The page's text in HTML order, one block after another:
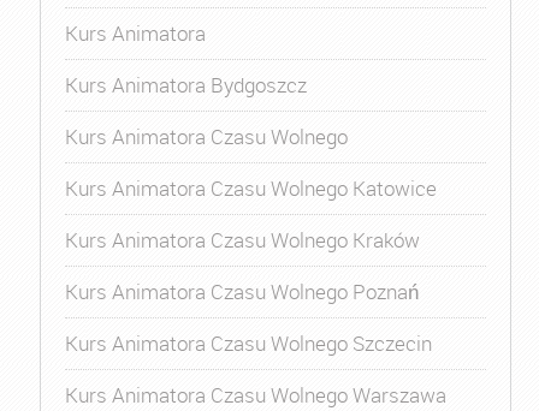
Kurs Animatora
Kurs Animatora Bydgoszcz
Kurs Animatora Czasu Wolnego
Kurs Animatora Czasu Wolnego Katowice
Kurs Animatora Czasu Wolnego Kraków
Kurs Animatora Czasu Wolnego Poznań
Kurs Animatora Czasu Wolnego Szczecin
Kurs Animatora Czasu Wolnego Warszawa